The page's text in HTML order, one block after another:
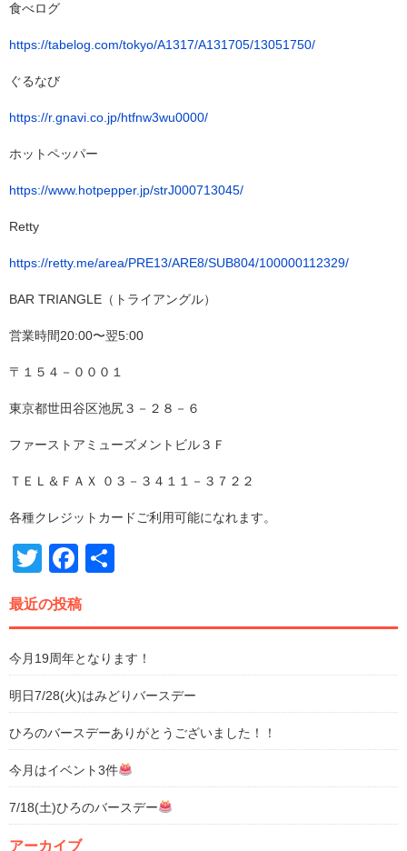
食べログ
https://tabelog.com/tokyo/A1317/A131705/13051750/
ぐるなび
https://r.gnavi.co.jp/htfnw3wu0000/
ホットペッパー
https://www.hotpepper.jp/strJ000713045/
Retty
https://retty.me/area/PRE13/ARE8/SUB804/100000112329/
BAR TRIANGLE（トライアングル）
営業時間20:00〜翌5:00
〒１５４－０００１
東京都世田谷区池尻３－２８－６
ファーストアミューズメントビル３Ｆ
ＴＥＬ＆ＦＡＸ ０３－３４１１－３７２２
各種クレジットカードご利用可能になれます。
TwitterFacebook
最近の投稿
今月19周年となります！
明日7/28(火)はみどりバースデー
ひろのバースデーありがとうございました！！
今月はイベント3件
7/18(土)ひろのバースデー
アーカイブ